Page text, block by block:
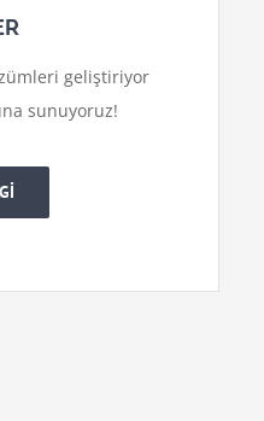
geliştiriyor
sunuyoruz!